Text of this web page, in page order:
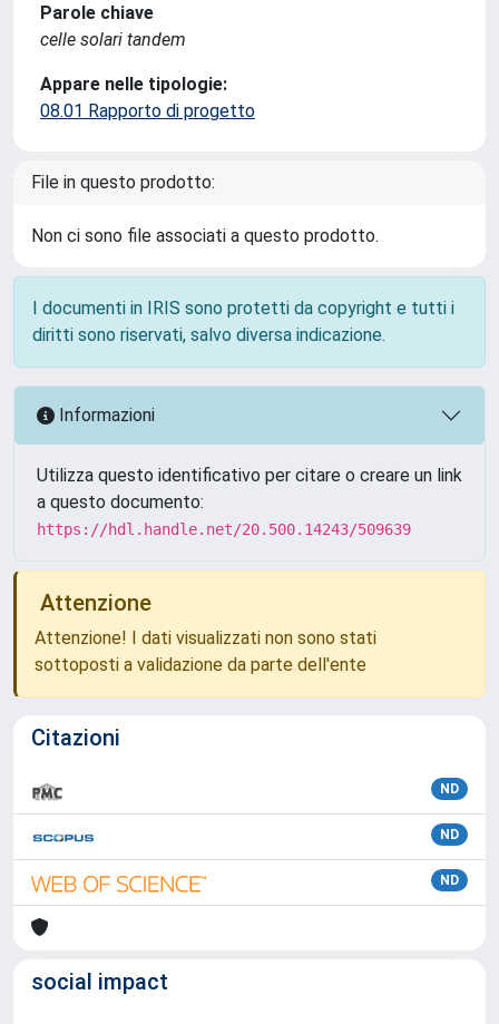
Parole chiave
celle solari tandem
Appare nelle tipologie:
08.01 Rapporto di progetto
File in questo prodotto:
Non ci sono file associati a questo prodotto.
I documenti in IRIS sono protetti da copyright e tutti i
diritti sono riservati, salvo diversa indicazione.
Informazioni
Utilizza questo identificativo per citare o creare un link
a questo documento:
https://hdl.handle.net/20.500.14243/509639
Attenzione
Attenzione! I dati visualizzati non sono stati
sottoposti a validazione da parte dell'ente
Citazioni
ND
ND
ND
social impact